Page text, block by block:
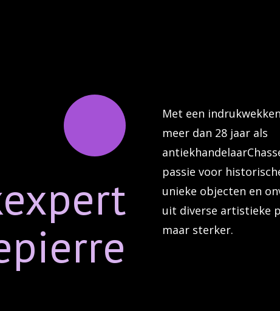
Met een
meer dan 28 jaar als
passie voor
unieke objecten en
uit diverse artistieke
maar sterker.